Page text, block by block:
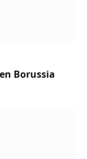
Borussia